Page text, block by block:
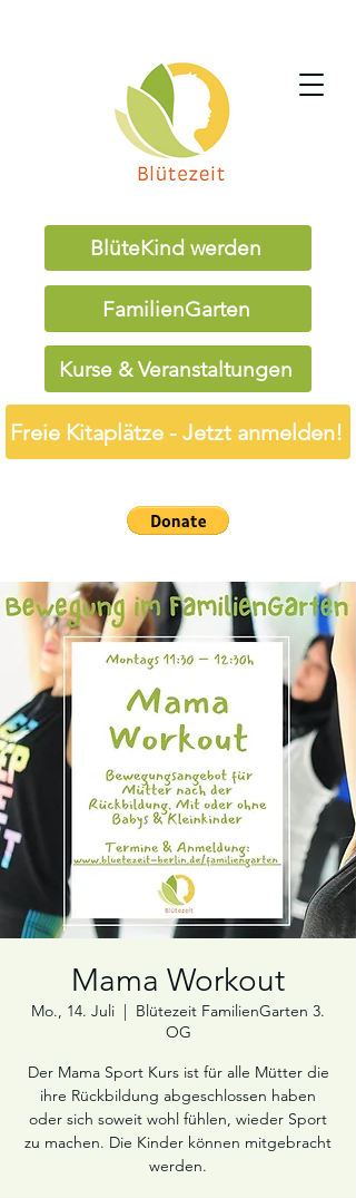
BlüteKind werden
FamilienGarten
Kurse & Veranstaltungen
Freie Kitaplätze - Jetzt anmelden!
Mama Workout
Mo., 14. Juli
  |
Blütezeit FamilienGarten 3.
OG
Der Mama Sport Kurs ist für alle Mütter die
ihre Rückbildung abgeschlossen haben
oder sich soweit wohl fühlen, wieder Sport
zu machen. Die Kinder können mitgebracht
werden.